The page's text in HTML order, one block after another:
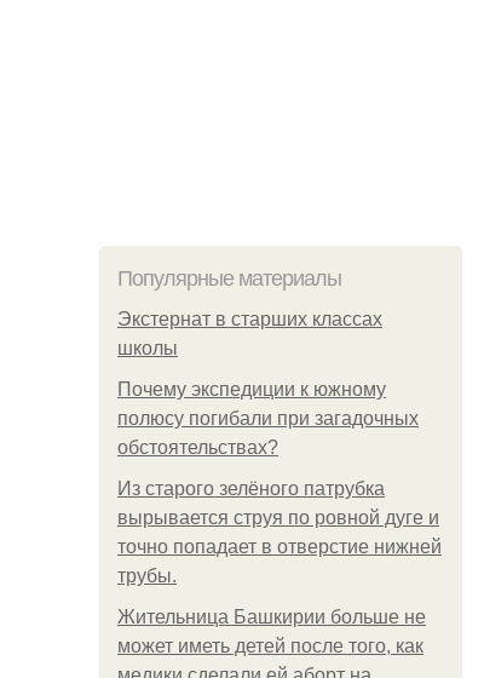
Популярные материалы
Экстернат в старших классах
школы
Почему экспедиции к южному
полюсу погибали при загадочных
обстоятельствах?
Из старого зелёного патрубка
вырывается струя по ровной дуге и
точно попадает в отверстие нижней
трубы.
Жительница Башкирии больше не
может иметь детей после того, как